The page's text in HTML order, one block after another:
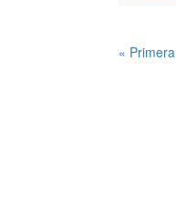
« Primera